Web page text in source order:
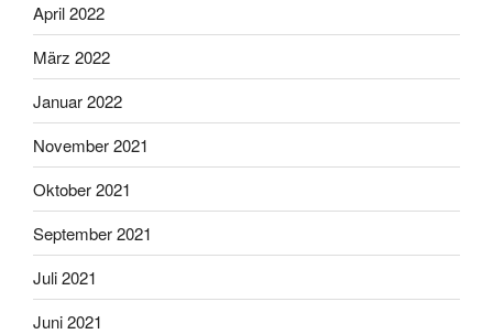
April 2022
März 2022
Januar 2022
November 2021
Oktober 2021
September 2021
Juli 2021
Juni 2021